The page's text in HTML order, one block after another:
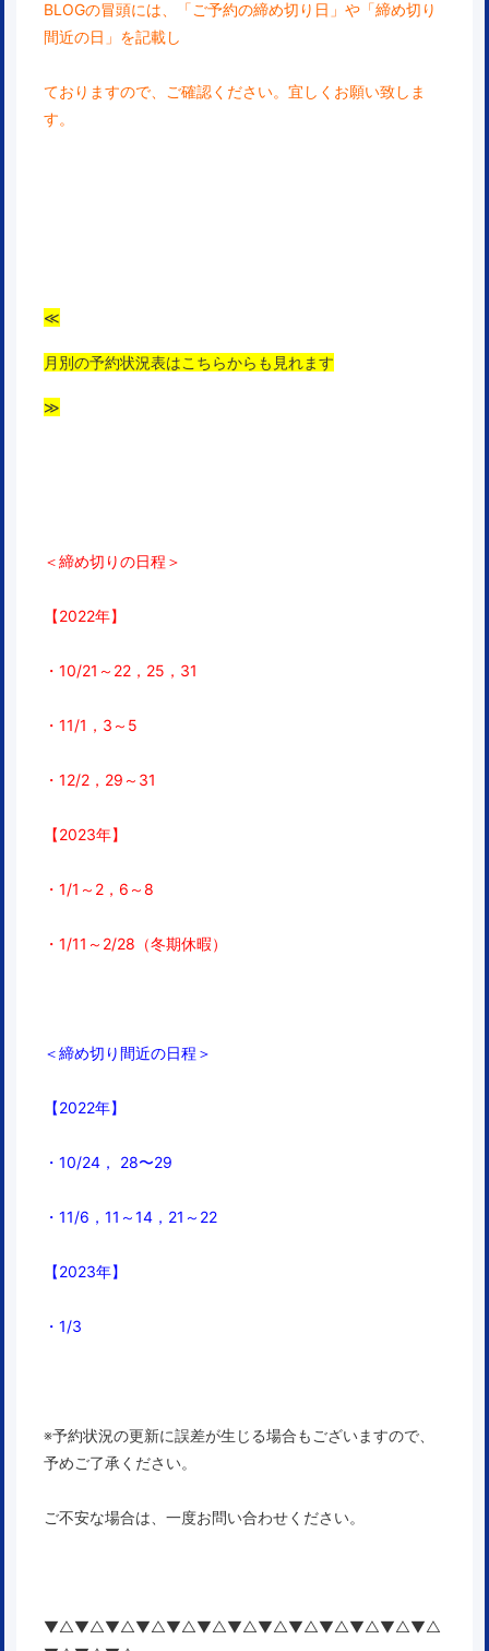
BLOGの冒頭には、「ご予約の締め切り日」や「締め切り
間近の日」を記載し
ておりますので、ご確認ください。宜しくお願い致しま
す。
≪
月別の予約状況表はこちらからも見れます
≫
＜締め切りの日程＞
【2022年】
・10/21～22，25，31
・11/1，3 ～5
・12/2，29～31
【2023年】
・1/1～2，6～8
・1/11～2/28（冬期休暇）
＜締め切り間近の日程＞
【2022年】
・10/24， 28〜29
・11/6，11～14，21～22
【2023年】
・1/3
※予約状況の更新に誤差が生じる場合もございますので、
予めご了承ください。
ご不安な場合は、一度お問い合わせください。
▼△▼△▼△▼△▼△▼△▼△▼△▼△▼△▼△▼△▼△